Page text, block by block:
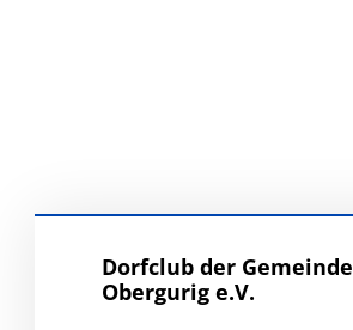
Dorfclub der Gemeinde
Obergurig e.V.